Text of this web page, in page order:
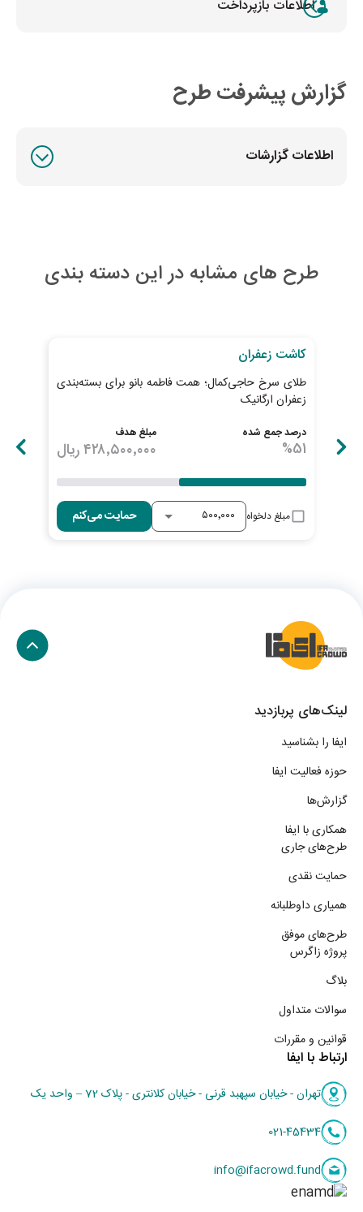
اطلاعات بازپرداخت
گزارش پیشرفت طرح
اطلاعات گزارشات
طرح های مشابه در این دسته بندی
کاشت زعفران
طلای سرخ حاجی‌کمال؛ همت فاطمه بانو برای بسته‌بندی
زعفران ارگانیک
درصد جمع شده
%51
مبلغ هدف
۴۲۸٬۵۰۰٬۰۰۰ریال
مبلغ دلخواه حمایت می‌کنم
لینک‌های پربازدید
ایفا را بشناسید
حوزه فعالیت ایفا
گزارش‌ها
همکاری با ایفا
طرح‌های جاری
حمایت نقدی
همیاری داوطلبانه
طرح‌های موفق
پروژه زاگرس
بلاگ
سوالات متداول
قوانین و مقررات
ارتباط با ایفا
تهران - خیابان سپهبد قرنی - خیابان کلانتری - پلاک 72 – واحد یک
021-45434
info@ifacrowd.fund